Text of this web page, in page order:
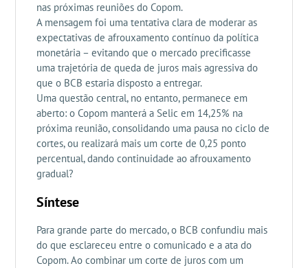
nas próximas reuniões do Copom.
A mensagem foi uma tentativa clara de moderar as
expectativas de afrouxamento contínuo da política
monetária – evitando que o mercado precificasse
uma trajetória de queda de juros mais agressiva do
que o BCB estaria disposto a entregar.
Uma questão central, no entanto, permanece em
aberto: o Copom manterá a Selic em 14,25% na
próxima reunião, consolidando uma pausa no ciclo de
cortes, ou realizará mais um corte de 0,25 ponto
percentual, dando continuidade ao afrouxamento
gradual?
Síntese
Para grande parte do mercado, o BCB confundiu mais
do que esclareceu entre o comunicado e a ata do
Copom. Ao combinar um corte de juros com um